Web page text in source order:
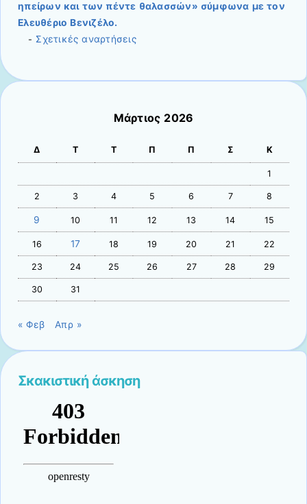
ηπείρων και των πέντε θαλασσών» σύμφωνα με τον
Ελευθέριο Βενιζέλο.
- Σχετικές αναρτήσεις
Μάρτιος 2026
Δ Τ Τ Π Π Σ Κ
1
2 3 4 5 6 7 8
9 10 11 12 13 14 15
16 17 18 19 20 21 22
23 24 25 26 27 28 29
30 31
« Φεβ Απρ »
Σκακιστική άσκηση